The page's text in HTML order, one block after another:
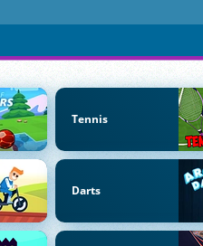
Tennis
Darts